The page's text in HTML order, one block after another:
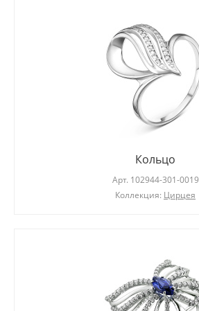
Кольцо
Арт. 102944-301-0019
Коллекция: Цирцея